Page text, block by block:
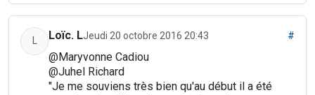
L Loïc. LJeudi 20 octobre 2016 20:43 #
@Maryvonne Cadiou
@Juhel Richard
"Je me souviens très bien qu'au début il a été